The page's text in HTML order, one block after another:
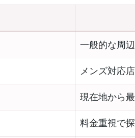
一般的な周
メンズ対応
現在地から
料金重視で